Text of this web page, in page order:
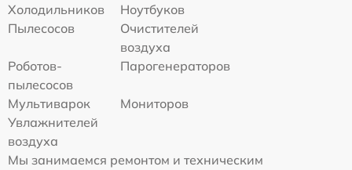
Холодильников
Ноутбуков
Пылесосов
Очистителей
воздуха
Роботов-
пылесосов
Парогенераторов
Мультиварок
Мониторов
Увлажнителей
воздуха
Мы занимаемся ремонтом и техническим